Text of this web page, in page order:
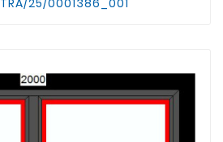
TRA/25/0001386_001